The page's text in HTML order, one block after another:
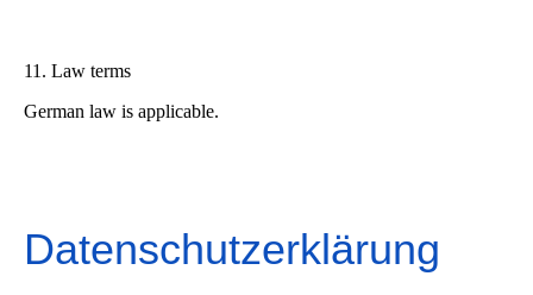
11. Law terms
German law is applicable.
Datenschutzerklärung